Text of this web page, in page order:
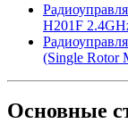
H201F
(Single Rotor
Основные